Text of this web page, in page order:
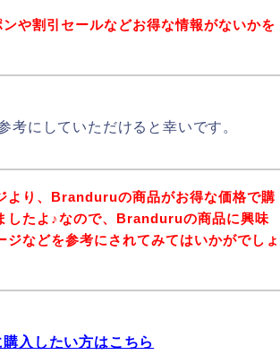
や割引セールなどお得な情報がないかを
にしていただけると幸いです。
より、Branduruの商品がお得な価格で購
したよ♪なので、Branduruの商品に興味
ジなどを参考にされてみてはいかがでしょ
入したい方はこちら